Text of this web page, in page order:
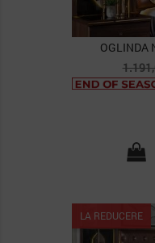
OGLINDA
Pret
de
LA REDUCERE